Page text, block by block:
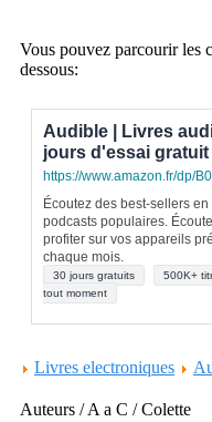
Vous pouvez parcourir les
dessous:
Audible | Livres
jours d'essai gratuit
https://www.amazon.fr/dp/
Écoutez des best-sellers
podcasts populaires.
profiter sur vos appareils
chaque mois.
30 jours gratuits 500K+
tout moment
Livres electroniques
Auteurs / A a C / Colette